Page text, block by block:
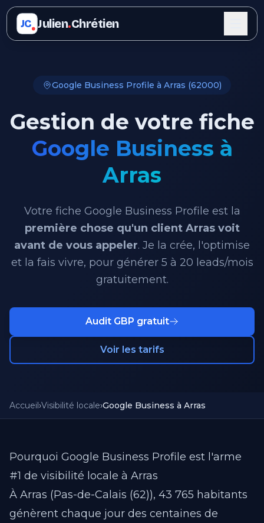
JC Julien.Chrétien
Google Business Profile à Arras (62000)
Gestion de votre fiche
Google Business à
Arras
Votre fiche Google Business Profile est la
première chose qu'un client Arras voit
avant de vous appeler. Je la crée, l'optimise
et la fais vivre, pour générer 5 à 20 leads/mois
gratuitement.
Audit GBP gratuit
Voir les tarifs
Accueil›Visibilité locale›Google Business à Arras
Pourquoi Google Business Profile est l'arme
#1 de visibilité locale à Arras
À Arras (Pas-de-Calais (62)), 43 765 habitants
génèrent chaque jour des centaines de